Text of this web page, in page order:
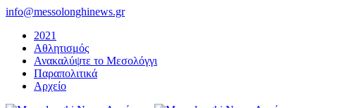
Μετάβαση
περιεχόμενο
info@messolonghinews.gr
2021
Αθλητισμός
Ανακαλύψτε το Μεσολόγγι
Παραπολιτικά
Αρχείο